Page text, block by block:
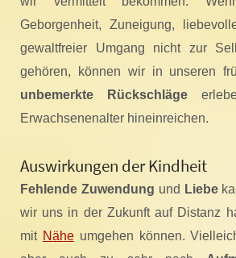
Geborgenheit, Zuneigung,
gewaltfreier Umgang nicht zur
gehören, können wir in unseren
unbemerkte Rückschläge
Erwachsenenalter hineinreichen.
Auswirkungen der Kindheit
Fehlende Zuwendung und Liebe
wir uns in der Zukunft auf Distanz
mit Näheumgehen können.